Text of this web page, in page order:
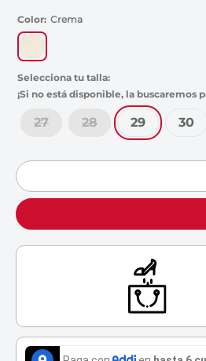
Color Crema
27 28 29 30